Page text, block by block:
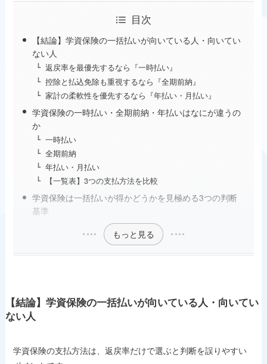
目次
【結論】学資保険の一括払いが向いている人・向いてい
ない人
返戻率を最優先するなら『一時払い』
控除と払込免除も重視するなら『全期前納』
家計の柔軟性を優先するなら『年払い・月払い』
学資保険の一時払い・全期前納・年払いはなにが違うの
か
一時払い
全期前納
年払い・月払い
【一覧表】3つの支払方法を比較
学資保険は一括払いが得かどうかを見極める3つの判断
基準
もっと見る
【結論】学資保険の一括払いが向いている人・向いてい
ない人
学資保険の支払方法は、返戻率だけで選ぶと判断を誤りやすい